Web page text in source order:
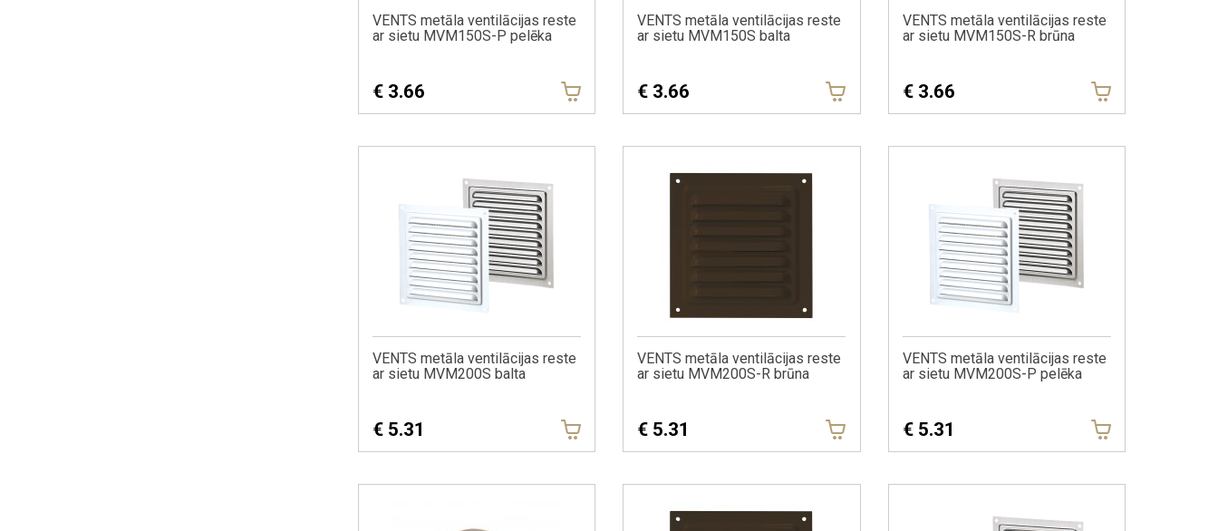
VENTS metāla ventilācijas reste
ar sietu MVM150S-P pelēka
€ 3.66
VENTS metāla ventilācijas reste
ar sietu MVM150S balta
€ 3.66
VENTS metāla ventilācijas reste
ar sietu MVM150S-R brūna
€ 3.66
VENTS metāla ventilācijas reste
ar sietu MVM200S balta
€ 5.31
VENTS metāla ventilācijas reste
ar sietu MVM200S-R brūna
€ 5.31
VENTS metāla ventilācijas reste
ar sietu MVM200S-P pelēka
€ 5.31